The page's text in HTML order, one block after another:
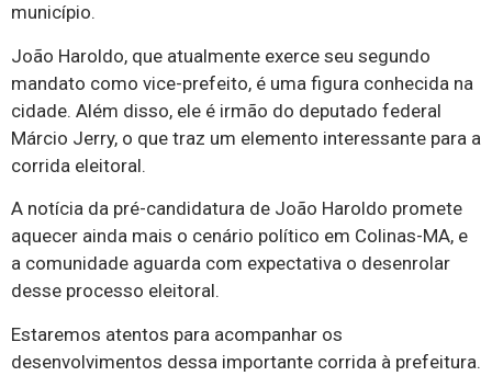
município.
João Haroldo, que atualmente exerce seu segundo
mandato como vice-prefeito, é uma figura conhecida na
cidade. Além disso, ele é irmão do deputado federal
Márcio Jerry, o que traz um elemento interessante para a
corrida eleitoral.
A notícia da pré-candidatura de João Haroldo promete
aquecer ainda mais o cenário político em Colinas-MA, e
a comunidade aguarda com expectativa o desenrolar
desse processo eleitoral.
Estaremos atentos para acompanhar os
desenvolvimentos dessa importante corrida à prefeitura.